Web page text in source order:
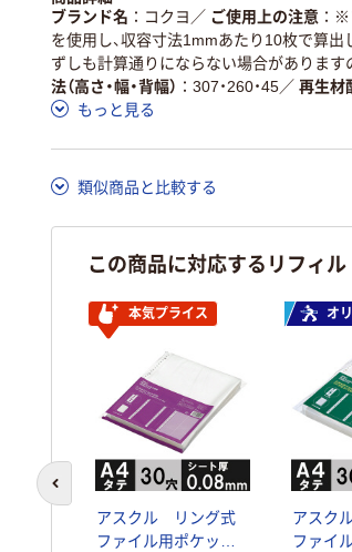
ブランド名
コクヨ ／ ご使用上の注意
※
を使用し、収容寸法1mmあたり10枚で算
ずしも計算通りにならない場合があります
法（高さ・幅・背幅）
307・260・45／ 再生材
もっと見る
類似商品と比較する
この商品に対応するリフィル
本気プライス
アスクル リング式
ファイル用ポケッ
オ
アスク
ファイ
前のスライドへ